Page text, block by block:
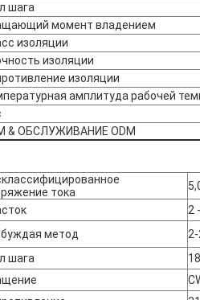
шага
момент владением
изоляции
изоляции
изоляции
амплитуда рабочей
& ОБСЛУЖИВАНИЕ ODM
тока
2
метод
шага